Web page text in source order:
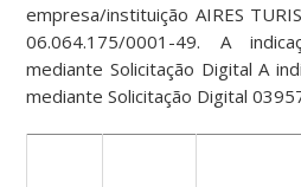
empresa/instituição AIRES
06.064.175/0001-49. A
mediante Solicitação Digital A
mediante Solicitação Digital